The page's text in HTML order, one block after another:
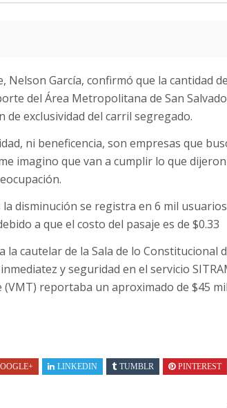
Nelson García, confirmó que la cantidad
del Área Metropolitana de San
exclusividad del carril segregado.
ni beneficencia, son empresas que
imagino que van a cumplir lo que
disminución se registra en 6 mil usuarios
a que el costo del pasaje es de $0.33
la cautelar de la Sala de lo Constitucional
y seguridad en el servicio
reportaba un aproximado de $45
LINKEDIN TUMBLR PINTEREST